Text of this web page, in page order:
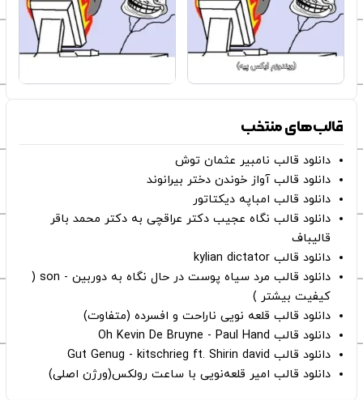
قالب‌های منتخب
دانلود قالب نامبیر عثمان ‌توش
دانلود قالب آواز خوندن دختر بیرانوند
دانلود قالب امباپه دیکتاتور
دانلود قالب نگاه عجیب دکتر عراقچی به دکتر محمد باقر
قالیباف
دانلود قالب kylian dictator
دانلود قالب مرد سیاه پوست در حال نگاه به دوربین - son (
کیفیت بیشتر )
دانلود قالب قلعه نویی ناراحت و افسرده (متفاوت)
دانلود قالب Oh Kevin De Bruyne - Paul Hand
دانلود قالب Gut Genug - kitschrieg ft. Shirin david
دانلود قالب امیر قلعه‌نویی با ساعت رولکس(ورژن اصلی)